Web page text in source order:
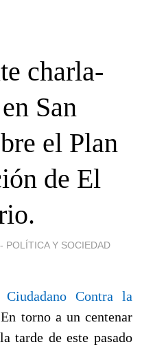
charla-
San
el Plan
de El
- POLÍTICA Y SOCIEDAD
Ciudadano Contra la
torno a un centenar
tarde de este pasado